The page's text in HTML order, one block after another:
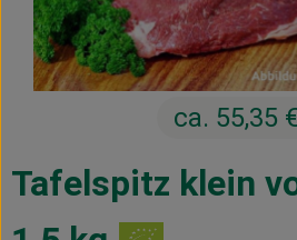
Kühltheke
Vorratskammer
Haus, Garten & Co.
Tafelspitz klein
ca. 55,35